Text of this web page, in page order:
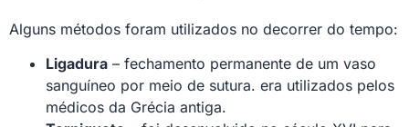
Alguns métodos foram utilizados no decorrer do tempo:
Ligadura – fechamento permanente de um vaso
sanguíneo por meio de sutura. era utilizados pelos
médicos da Grécia antiga.